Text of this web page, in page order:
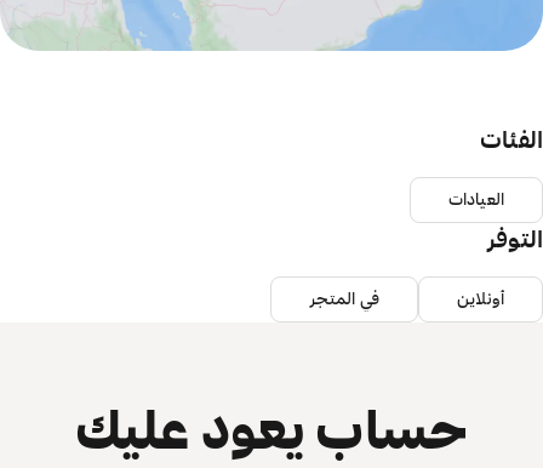
الفئات
العيادات
التوفر
أونلاين في المتجر
حساب يعود عليك